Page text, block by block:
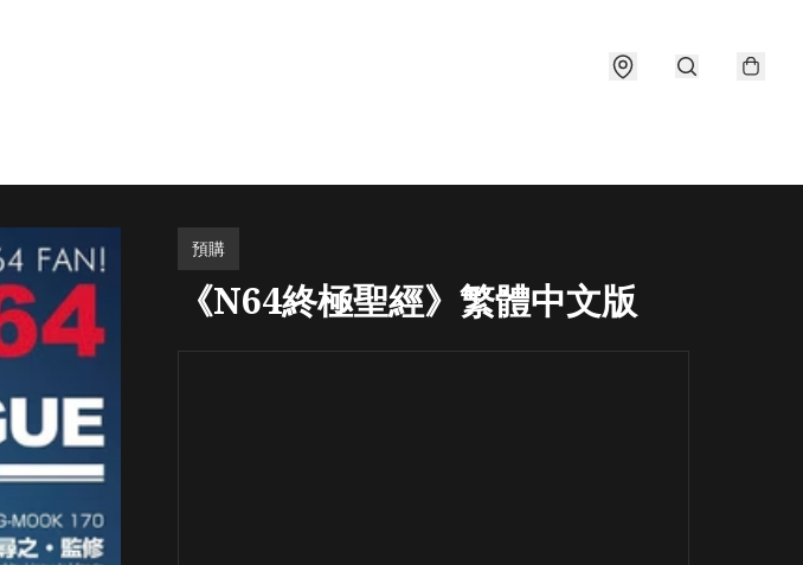
預購
《N64終極聖經》繁體中文版